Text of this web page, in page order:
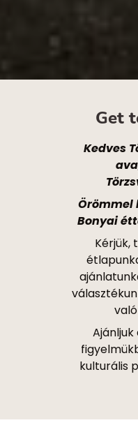
Get
Kedves
Örömmel
Bonyai
Kérjük,
kulturális